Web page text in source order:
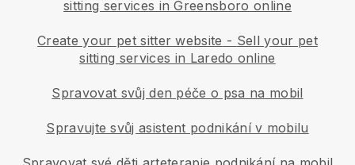
sitting services in Greensboro online
Create your pet sitter website - Sell your pet
sitting services in Laredo online
Spravovat svůj den péče o psa na mobil
Spravujte svůj asistent podnikání v mobilu